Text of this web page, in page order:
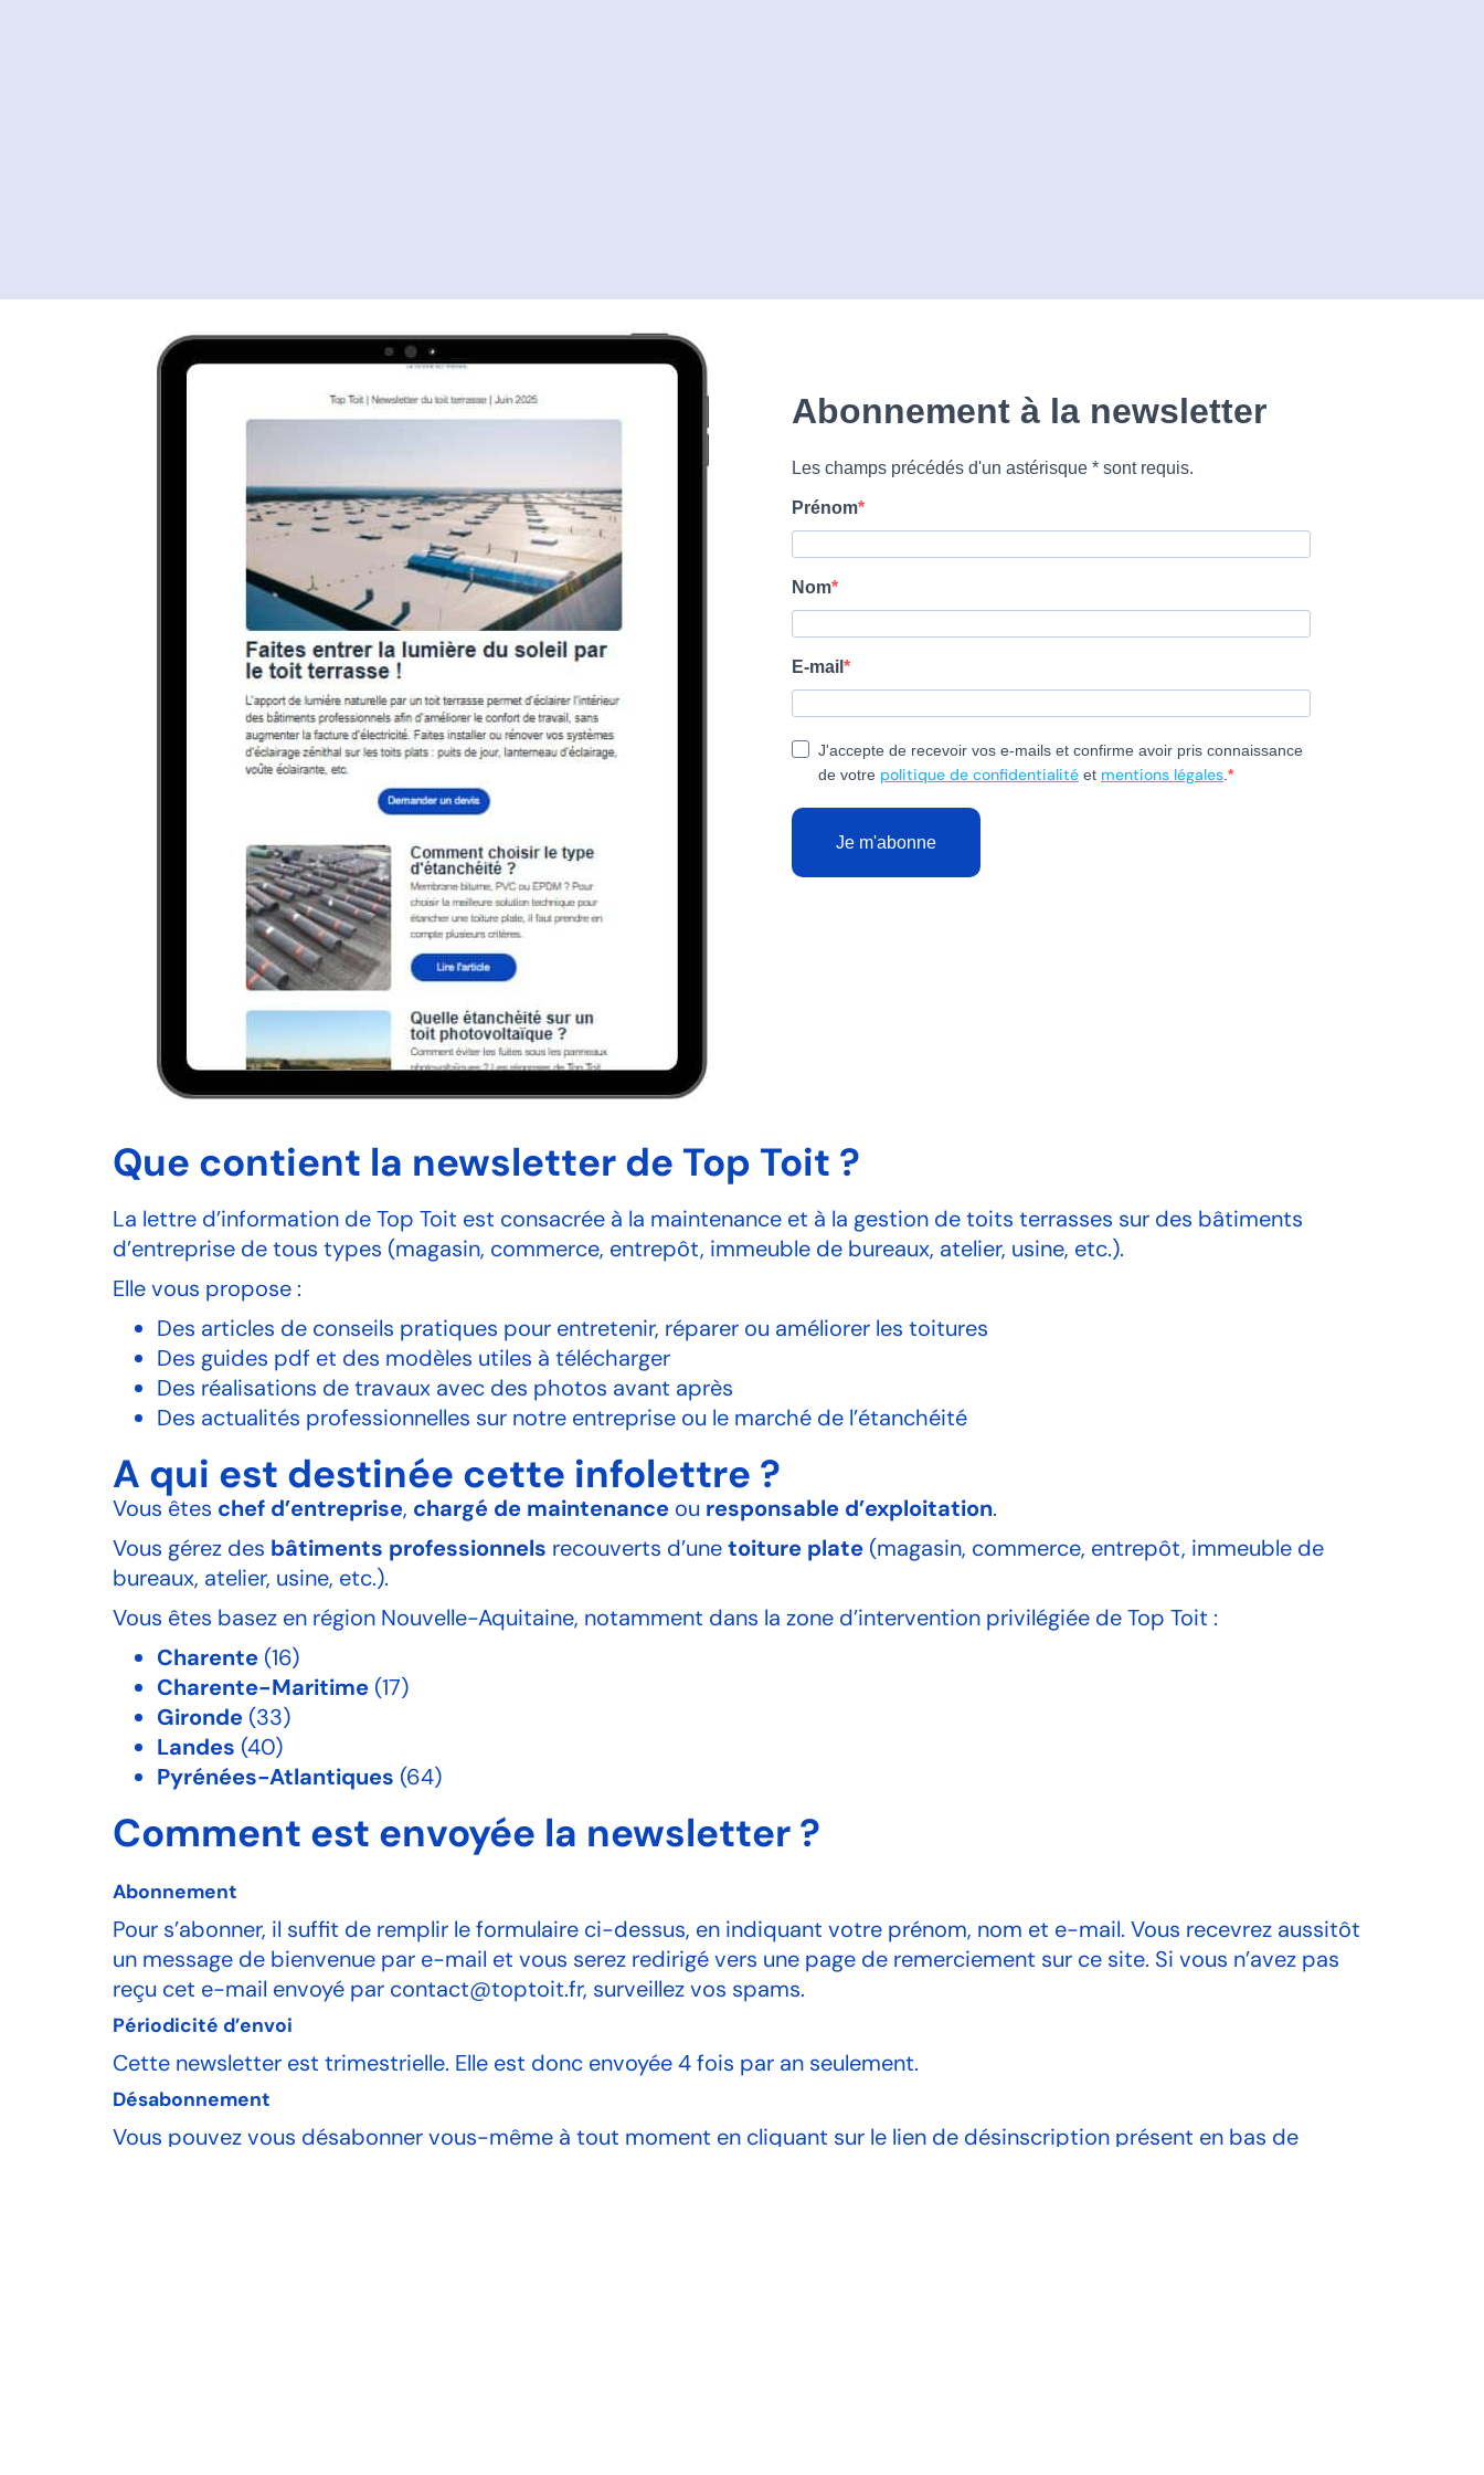
Abonnement à la newsletter
Les champs précédés d'un astérisque * sont requis.
Prénom
Nom
E-mail
J'accepte de recevoir vos e-mails et confirme avoir pris connaissance
de votre politique de confidentialité et mentions légales.
Je m'abonne
Que contient la newsletter de Top Toit ?
La lettre d’information de Top Toit est consacrée à la maintenance et à la gestion de toits terrasses sur des bâtiments
d’entreprise de tous types (magasin, commerce, entrepôt, immeuble de bureaux, atelier, usine, etc.).
Elle vous propose :
Des articles de conseils pratiques pour entretenir, réparer ou améliorer les toitures
Des guides pdf et des modèles utiles à télécharger
Des réalisations de travaux avec des photos avant après
Des actualités professionnelles sur notre entreprise ou le marché de l’étanchéité
A qui est destinée cette infolettre ?
Vous êtes chef d’entreprise, chargé de maintenance ou responsable d’exploitation.
Vous gérez des bâtiments professionnels recouverts d’unetoiture plate (magasin, commerce, entrepôt, immeuble de
bureaux, atelier, usine, etc.).
Vous êtes basez en région Nouvelle-Aquitaine, notamment dans la zone d’intervention privilégiée de Top Toit :
Charente (16)
Charente-Maritime (17)
Gironde (33)
Landes (40)
Pyrénées-Atlantiques (64)
Comment est envoyée la newsletter ?
Abonnement
Pour s’abonner, il suffit de remplir le formulaire ci-dessus, en indiquant votre prénom, nom et e-mail. Vous recevrez aussitôt
un message de bienvenue par e-mail et vous serez redirigé vers une page de remerciement sur ce site. Si vous n’avez pas
reçu cet e-mail envoyé par contact@toptoit.fr, surveillez vos spams.
Périodicité d’envoi
Cette newsletter est trimestrielle. Elle est donc envoyée 4 fois par an seulement.
Désabonnement
Vous pouvez vous désabonner vous-même à tout moment en cliquant sur le lien de désinscription présent en bas de